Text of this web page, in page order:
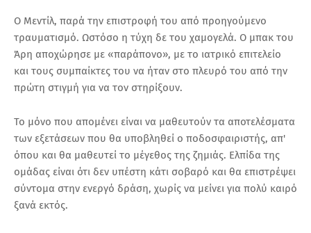
Ο Μεντίλ, παρά την επιστροφή του από προηγούμενο
τραυματισμό. Ωστόσο η τύχη δε του χαμογελά. Ο μπακ του
Άρη αποχώρησε με «παράπονο», με το ιατρικό επιτελείο
και τους συμπαίκτες του να ήταν στο πλευρό του από την
πρώτη στιγμή για να τον στηρίξουν.
Το μόνο που απομένει είναι να μαθευτούν τα αποτελέσματα
των εξετάσεων που θα υποβληθεί ο ποδοσφαιριστής, απ'
όπου και θα μαθευτεί το μέγεθος της ζημιάς. Ελπίδα της
ομάδας είναι ότι δεν υπέστη κάτι σοβαρό και θα επιστρέψει
σύντομα στην ενεργό δράση, χωρίς να μείνει για πολύ καιρό
ξανά εκτός.